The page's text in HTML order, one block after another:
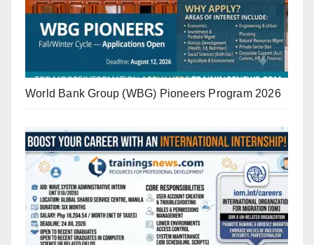
World Bank Group (WBG) Pioneers Program 2026